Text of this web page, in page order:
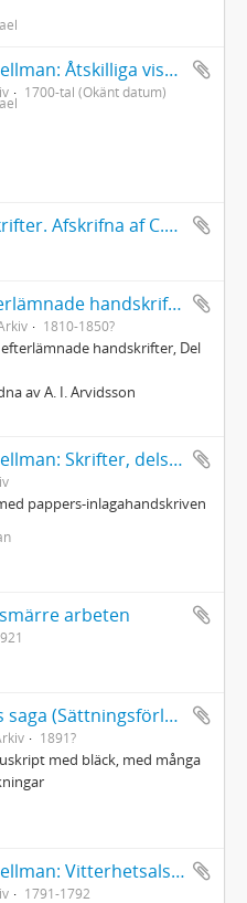
Carl Michael Bellman: Åtskilliga visor, samt en del af dess Fredmans epistlar
1700-tal (Okänt datum)
Carl Michael Bellman: Skrifter. Afskrifna af C.M. Völschow
Clas Livijn: Efterlämnade handskrifter - Del 3. Romaner
1810-1850?
efterlämnade handskrifter, Del
av A. I. Arvidsson
Carl Michael Bellman: Skrifter, dels original, dels afskrifter av Johan O. Schagerström
pappers-inlagahandskriven
arbeten
Gösta Berlings saga (Sättningsförlagan)
1891?
med bläck, med många
Carl Michael Bellman: Vitterhetsalster
1791-1792